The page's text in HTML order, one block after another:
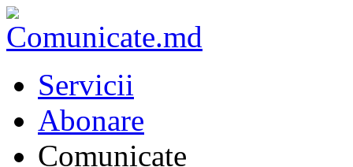
Servicii
Abonare
Comunicate